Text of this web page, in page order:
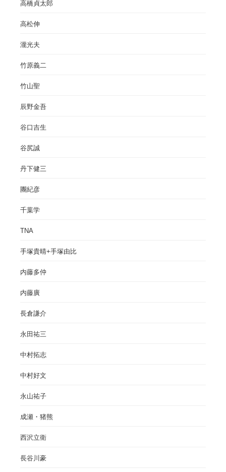
高橋貞太郎
高松伸
瀧光夫
竹原義二
竹山聖
辰野金吾
谷口吉生
谷尻誠
丹下健三
團紀彦
千葉学
TNA
手塚貴晴+手塚由比
内藤多仲
内藤廣
長倉謙介
永田祐三
中村拓志
中村好文
永山祐子
成瀬・猪熊
西沢立衛
長谷川豪